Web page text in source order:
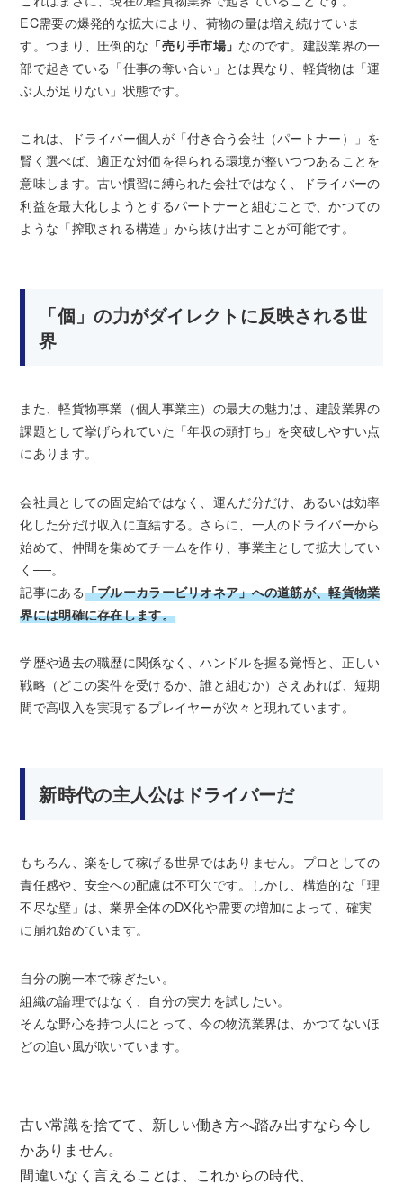
EC需要の爆発的な拡大により、荷物の量は増え続けていま
す。つまり、圧倒的な 「売り手市場」 なのです。建設業界の一
部で起きている「仕事の奪い合い」とは異なり、軽貨物は「運
ぶ人が足りない」状態です。
これは、ドライバー個人が「付き合う会社（パートナー）」を
賢く選べば、適正な対価を得られる環境が整いつつあることを
意味します。古い慣習に縛られた会社ではなく、ドライバーの
利益を最大化しようとするパートナーと組むことで、かつての
ような「搾取される構造」から抜け出すことが可能です。
「個」の力がダイレクトに反映される世
界
また、軽貨物事業（個人事業主）の最大の魅力は、建設業界の
課題として挙げられていた「年収の頭打ち」を突破しやすい点
にあります。
会社員としての固定給ではなく、運んだ分だけ、あるいは効率
化した分だけ収入に直結する。さらに、一人のドライバーから
始めて、仲間を集めてチームを作り、事業主として拡大してい
く──。
記事にある「ブルーカラービリオネア」への道筋が、軽貨物業
界には明確に存在します。
学歴や過去の職歴に関係なく、ハンドルを握る覚悟と、正しい
戦略（どこの案件を受けるか、誰と組むか）さえあれば、短期
間で高収入を実現するプレイヤーが次々と現れています。
新時代の主人公はドライバーだ
もちろん、楽をして稼げる世界ではありません。プロとしての
責任感や、安全への配慮は不可欠です。しかし、構造的な「理
不尽な壁」は、業界全体のDX化や需要の増加によって、確実
に崩れ始めています。
自分の腕一本で稼ぎたい。
組織の論理ではなく、自分の実力を試したい。
そんな野心を持つ人にとって、今の物流業界は、かつてないほ
どの追い風が吹いています。
古い常識を捨てて、新しい働き方へ踏み出すなら今し
かありません。
間違いなく言えることは、これからの時代、